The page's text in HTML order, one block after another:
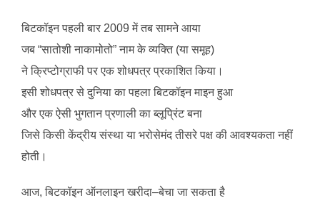
बिटकॉइन पहली बार 2009 में तब सामने आया
जब “सातोशी नाकामोतो” नाम के व्यक्ति (या समूह)
ने क्रिप्टोग्राफी पर एक शोधपत्र प्रकाशित किया।
इसी शोधपत्र से दुनिया का पहला बिटकॉइन माइन हुआ
और एक ऐसी भुगतान प्रणाली का ब्लूप्रिंट बना
जिसे किसी केंद्रीय संस्था या भरोसेमंद तीसरे पक्ष की आवश्यकता नहीं
होती।
आज, बिटकॉइन ऑनलाइन खरीदा–बेचा जा सकता है